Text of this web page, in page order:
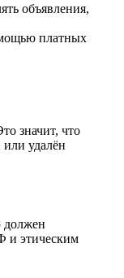
объявления,
платных
значит, что
удалён
должен
и этическим